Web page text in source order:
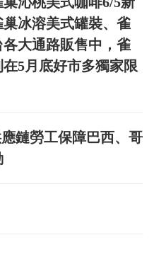
冰溶美式罐裝、雀
大通路販售中，雀
5月底好市多獨家限
鏈勞工保障巴西、哥